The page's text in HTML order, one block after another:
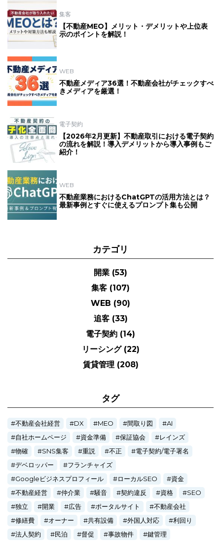
集客
【不動産MEO】メリット・デメリットや上位表
示のポイントを解説！
WEB
不動産メディア36選！不動産会社がチェックすべ
きメディアを厳選！
電子契約
【2026年2月更新】不動産取引における電子契約
の流れを解説！導入デメリットから導入事例もご
紹介！
WEB
不動産業務におけるChatGPTの活用方法とは？
最新事例とすぐに使えるプロンプト集も公開
カテゴリ
開業 (53)
集客 (107)
WEB (90)
追客 (33)
電子契約 (14)
リーシング (22)
賃貸管理 (208)
タグ
不動産会社経営 DX MEO 間取り図
AI
自社ホームページ
資金準備 保証協会
レインズ
物確
SNS集客 重説 不正
電子契約/電子署名
デベロッパー
フランチャイズ
Googleビジネスプロフィール
ローカルSEO
資金
不動産経営
仲介業 騒音 契約違反 資格
SEO
独立
開業 広告 ポータルサイト
不動産会社
修繕費
オーナー 共有設備 外国人対応
利回り
法人契約
民泊 督促 事故物件
鍵管理